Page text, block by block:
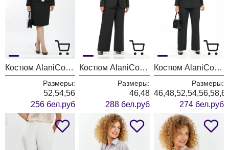
Костюм AlaniCollection 2582 черный + молоко
Размеры:
52,54,56
256 бел.руб
Костюм AlaniCollection 2581
Размеры:
46,48
288 бел.руб
Костюм AlaniCollection 2580 черный
Размеры:
274 бел.руб